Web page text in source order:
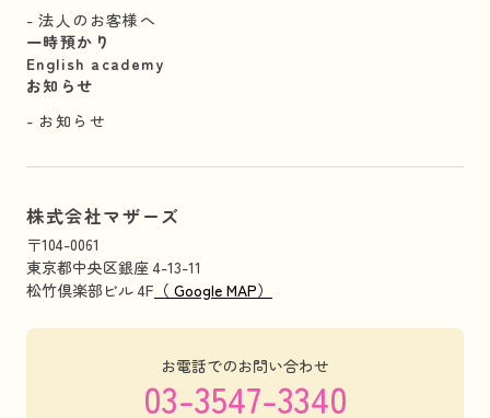
法人のお客様へ
一時預かり
English academy
お知らせ
お知らせ
株式会社マザーズ
〒104-0061
東京都中央区銀座 4-13-11
松竹倶楽部ビル 4F （ Google MAP）
お電話でのお問い合わせ
03-3547-3340